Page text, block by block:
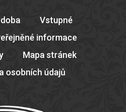
Vstupné
informace
Mapa stránek
osobních údajů